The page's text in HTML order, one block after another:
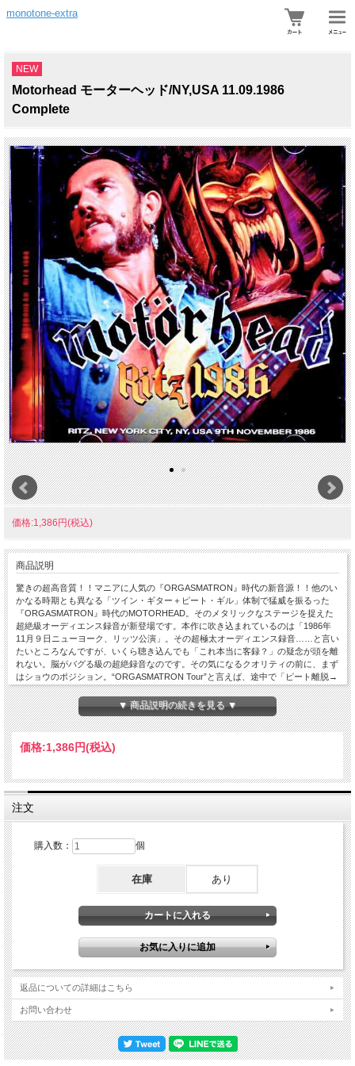
monotone-extra
NEW
Motorhead モーターヘッド/NY,USA 11.09.1986
Complete
価格:1,386円(税込)
商品説明
驚きの超高音質！！マニアに人気の『ORGASMATRON』時代の新音源！！他のい
かなる時期とも異なる「ツイン・ギター＋ピート・ギル」体制で猛威を振るった
『ORGASMATRON』時代のMOTORHEAD。そのメタリックなステージを捉えた
超絶級オーディエンス録音が新登場です。本作に吹き込まれているのは「1986年
11月９日ニューヨーク、リッツ公演」。その超極太オーディエンス録音……と言い
たいところなんですが、いくら聴き込んでも「これ本当に客録？」の疑念が頭を離
れない。脳がバグる級の超絶録音なのです。その気になるクオリティの前に、まず
はショウのポジション。“ORGASMATRON Tour”と言えば、途中で「ピート離脱→
フィル・テイラー復帰」のメンバーチェンジが発生。わずかな時期の違いでもショ
ウの意味合いが異なりますので、当時の活動概要で確認しておきましょう。1986
年・３月26日～４月３日：欧州#1（７公演）・６月23日＋24日：イタリア（２公
演）《７月21日『ORGASMATRON』発売》・８月16日／９月14日～23日：英国
（10公演）←※公式MOR・10月10日～11月24日：北米#1（35公演）←★ココ★・
12月１日～12日：西ドイツ（11公演）1987年・２月10日：パリ公演《ピート・ギ
←※LUND 1987・４月４日～28日：北米#2（21公演）《８月17日『ROCK 'N'
ROLL』発売》・９月17日～10月11日：英国（21公演）←※ROCK 'N' ROLL IN
SKEGNESS・11月16日～12月23日：欧州#1（30公演）←※公式BRIXTON '87・12
月31日：シアトル公演 サウンドボード超越級の異次元ダイレクト録音 これが1986
離脱の約３ヶ月前にあたるコンサートでした。同時期の録音として名作
『FAGERSTA 1985』、アニマル復帰後の『LUND 1987』をリリースしてきました
が、その間を埋めるライヴアルバムでもあるわけです。前述した通り、そんな現場
を真空パックした本作は、脳がバグる異常サウンド。再生した瞬間から極太でオン
な演奏音の芯が飛び込んでくるわけですが、距離感がない……と言いますか、空間
感覚そのものがない。「ド密着」を超えて脳内で直接再生されているかのような没
入感はサウンドボードのそれですし、１音１音の輪郭がくっきりと浮き立つセパレ
え、それだけでは説明がつかない異様なダイレクト感なのです。1986年の
MOTORHEADと言えば、『ROCK 'N' ROLL』デラックス・エディションで公式化
されたMONSTERS OFROCKサウンドボードも有名なわけですが、本作はあの公
ディテールの浮き上がり方では本作の方が勝っているくらい。さらに言えば、大歓
声は極太の演奏音の遥か向こうに退いたバランスであり、やはり「これのどこがオ
ーディエンスなんだ？」と思わずにはいられない。サウンドボードさえ超越した異
次元のダイレクト録音なのです。貴重なピート・ギル時代を極太フル体験できる
そんな超絶サウンドで叩きつけられるのは、レミーのベースとヴォーカルを軸に、
フィル・キャンベル＆ワーゼルのツイン・ギターが暴れ回り、ピート・ギルのドラ
▼ 商品説明の続きを見る ▼
価格:1,386円(税込)
注文
購入数： 個
在庫 あり
返品についての詳細はこちら
お問い合わせ